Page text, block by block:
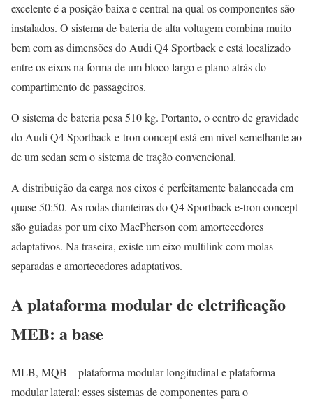
excelente é a posição baixa e central na qual os componentes são
instalados. O sistema de bateria de alta voltagem combina muito
bem com as dimensões do Audi Q4 Sportback e está localizado
entre os eixos na forma de um bloco largo e plano atrás do
compartimento de passageiros.
O sistema de bateria pesa 510 kg. Portanto, o centro de gravidade
do Audi Q4 Sportback e-tron concept está em nível semelhante ao
de um sedan sem o sistema de tração convencional.
A distribuição da carga nos eixos é perfeitamente balanceada em
quase 50:50. As rodas dianteiras do Q4 Sportback e-tron concept
são guiadas por um eixo MacPherson com amortecedores
adaptativos. Na traseira, existe um eixo multilink com molas
separadas e amortecedores adaptativos.
A plataforma modular de eletrificação
MEB: a base
MLB, MQB – plataforma modular longitudinal e plataforma
modular lateral: esses sistemas de componentes para o